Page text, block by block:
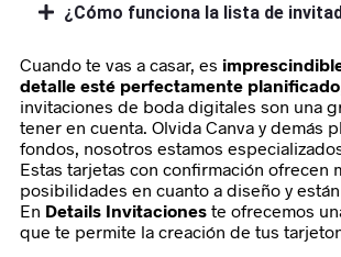
¿Cómo funciona la lista de
Cuando te vas a casar, es
detalle esté perfectamente planificado
invitaciones de boda digitales son una
tener en cuenta. Olvida Canva y demás
fondos, nosotros estamos
Estas tarjetas con confirmación ofrecen
posibilidades en cuanto a diseño y están
En Details Invitaciones te ofrecemos
que te permite la creación de tus